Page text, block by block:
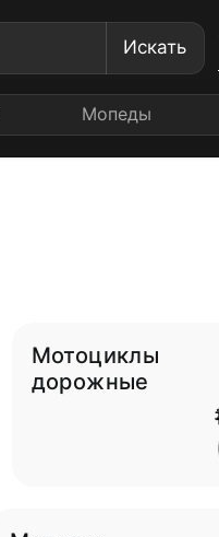
Искать
Мопеды
Мотоциклы
дорожные